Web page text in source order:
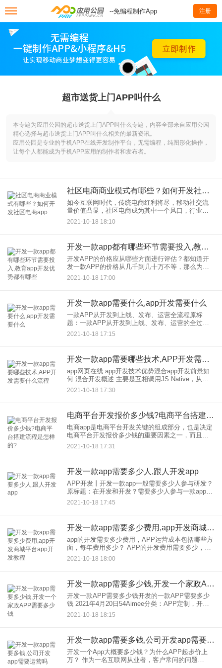
--免编程制作App 注册
超市送货上门APP叫什么
本专题为应用公园的超市送货上门APP叫什么专题，内容全部来自应用公园
精心选择与超市送货上门APP叫什么相关的最新资讯。
应用公园是专业的手机APP在线开发制作平台，无需编程，纯图形化操作，
让每个人都能成为手机APP应用的制作者和发布者。
社区电商商业模式有哪些？如何开发社区电商app
如今互联网时代，传统电商红利将尽，移动社交流
量价值凸显，社区电商成为其中一个风口，行业规
模不断在扩大。社区电商是一种以社区为中心，利
用小区中的实体店和互联网相结合的一种全新的模
2021-10-18 18:10
开发一款app都有哪些环节需要投入,教育app开发优势都有哪些
开发APP的价格应从哪些方面进行评估？都知道开
发一款APP的价格从几千到几十万不等，那么为什
么开发一款APP需要这么多钱呢？影响价格的因素
有哪些？一般来说，开发APP产品，无论是个人还
2021-10-18 17:00
开发一款app需要什么,app开发需要什么
一款APP从开发到上线、发布、运营全流程原标
题：一款APP从开发到上线、发布、运营的全过程
一款来自开发的APP上线需要准备什么？APP开发
上线的流程是怎样的？很多人不知道一个APP在制
2021-10-18 17:15
开发一款app需要哪些技术,APP开发需要什么流程
app网页在线 app开发技术优势混合app开发前景如
何 混合开发概述 主要是互相调用JS Native，从开
发层面实现“一个开发，多个操作”的机制，从而成为
2021-10-18 17:30
电商平台开发报价多少钱?电商平台搭建流程是怎样的?
电商app是电商平台开发关键的组成部分，也是决定
电商平台开发报价多少钱的重要因素之一，而且电
商app开发流程也是电商平台搭建流程不可或缺的环
节。 对于自身没有技术
2021-10-18 17:31
开发一款app需要多少人,跟人开发app
APP开发丨开发一款app一般需要多少人参与研发？
原标题：在开发和开发？需要多少人参与一款app的
研发 目前APP软件的研发通常需要多个角色的参
与，包括产品经理、策划、UI设计、架构师、项目
2021-10-18 17:45
开发一款app需要多少费用,app开发商城平台app开发教程
app的开发需要多少费用，APP运营成本包括哪些方
面，每年费用多少？ APP的开发费用需要多少，
APP运营成本包括哪些方面，费用每年多少？ 关于
一款应用，开发费用多少钱？价格的计算方法如
2021-10-18 18:00
开发一款app需要多少钱,开发一个家政APP需要多少钱
开发一款APP需要多少钱开发的一款APP需要多少
钱 2021年4月20日54Aimee分类：APP定制，开发
开发的APP需要多少钱？吗我们经常听说顾客到了
就来部门。你想让多少钱做一个开
2021-10-18 18:15
开发一款app需要多钱,公司开发app需要运营吗
开发一个App大概要多少钱？为什么APP起步价上
万？ 作为一名互联网从业者，客户常问的问题